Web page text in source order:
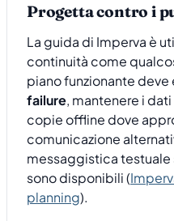
Progetta contro i
La guida di Imperva è
continuità come
piano funzionante deve
failure, mantenere i
copie offline dove
comunicazione
messaggistica testuale
sono disponibili (
planning).